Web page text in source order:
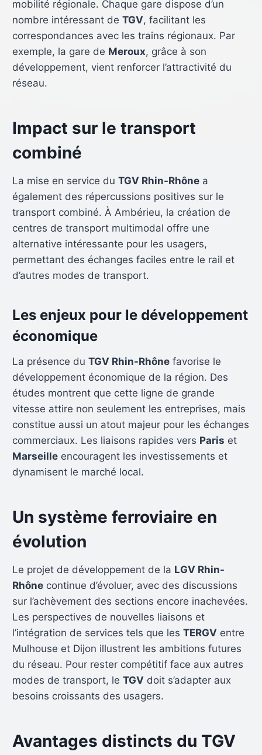
mobilité régionale. Chaque gare dispose d’un
nombre intéressant de TGV, facilitant les
correspondances avec les trains régionaux. Par
exemple, la gare de Meroux, grâce à son
développement, vient renforcer l’attractivité du
réseau.
Impact sur le transport
combiné
La mise en service du TGV Rhin-Rhônea
également des répercussions positives sur le
transport combiné. À Ambérieu, la création de
centres de transport multimodal offre une
alternative intéressante pour les usagers,
permettant des échanges faciles entre le rail et
d’autres modes de transport.
Les enjeux pour le développement
économique
La présence du TGV Rhin-Rhônefavorise le
développement économique de la région. Des
études montrent que cette ligne de grande
vitesse attire non seulement les entreprises, mais
constitue aussi un atout majeur pour les échanges
commerciaux. Les liaisons rapides vers Paris et
Marseilleencouragent les investissements et
dynamisent le marché local.
Un système ferroviaire en
évolution
Le projet de développement de la LGV Rhin-
Rhônecontinue d’évoluer, avec des discussions
sur l’achèvement des sections encore inachevées.
Les perspectives de nouvelles liaisons et
l’intégration de services tels que les TERGV entre
Mulhouse et Dijon illustrent les ambitions futures
du réseau. Pour rester compétitif face aux autres
modes de transport, le TGV doit s’adapter aux
besoins croissants des usagers.
Avantages distincts du TGV